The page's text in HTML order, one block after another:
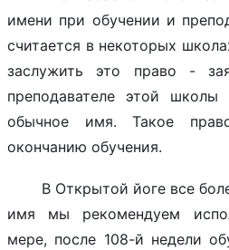
имени при обучении и
считается в некоторых
заслужить это право -
преподавателе этой школы
обычное имя.Такое
окончанию обучения.
В Открытой йоге все
имя мы рекомендуем
мере, после 108-й недели